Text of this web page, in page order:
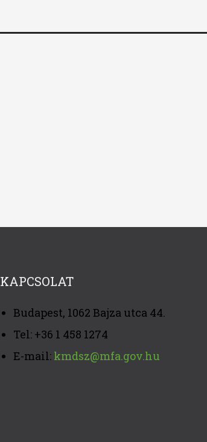
KAPCSOLAT
Budapest, 1062 Bajza utca 44.
Tel: +36 1 458 1274
E-mail: kmdsz@mfa.gov.hu